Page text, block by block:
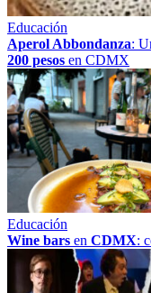
Educación
Aperol Abbondanza:
200 pesos en CDMX
Educación
Wine bars en CDMX: